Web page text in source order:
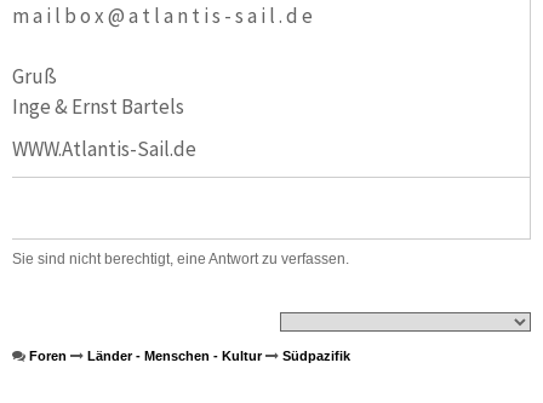
m a i l b o x @ a t l a n t i s - s a i l . d e
Gruß
Inge & Ernst Bartels
WWW.Atlantis-Sail.de
Sie sind nicht berechtigt, eine Antwort zu verfassen.
Foren Länder - Menschen - Kultur Südpazifik